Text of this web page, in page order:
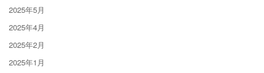
2025年5月
2025年4月
2025年2月
2025年1月